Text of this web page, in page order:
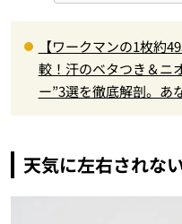
【ワークマンの1枚約
較！汗のベタつき＆ニ
ー”3選を徹底解剖。あ
天気に左右されな